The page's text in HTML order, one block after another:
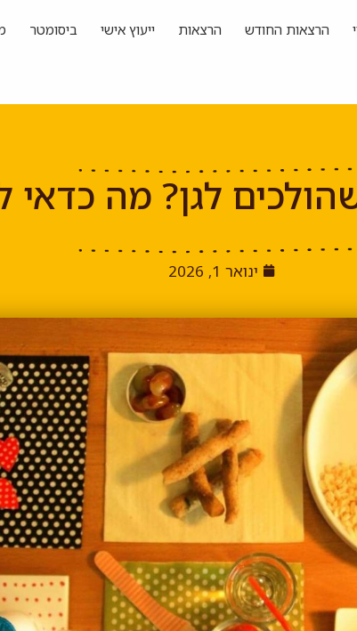
הרצאות החודש הרצאות ייעוץ אישי ביסומטר
לגן? מה כדאי
ינואר 1, 2026